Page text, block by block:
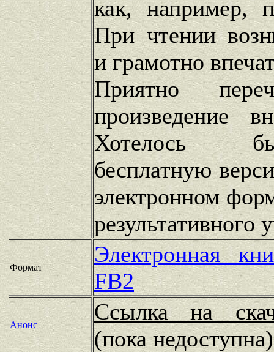
как, например,
При чтении
и грамотно
Приятно
произведение
Хотелось
бесплатную
электронном
результативного
Формат
Электронная
FB2
Анонс
Ссылка на
(пока